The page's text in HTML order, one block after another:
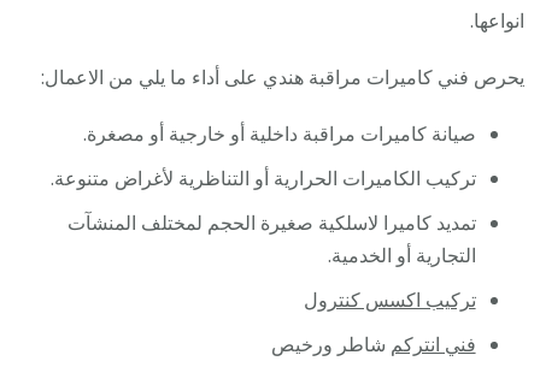
انواعها.
يحرص فني كاميرات مراقبة هندي على أداء ما يلي من الاعمال:
صيانة كاميرات مراقبة داخلية أو خارجية أو مصغرة.
تركيب الكاميرات الحرارية أو التناظرية لأغراض متنوعة.
تمديد كاميرا لاسلكية صغيرة الحجم لمختلف المنشآت
التجارية أو الخدمية.
تركيب اكسس كنترول
فني انتركم شاطر ورخيص